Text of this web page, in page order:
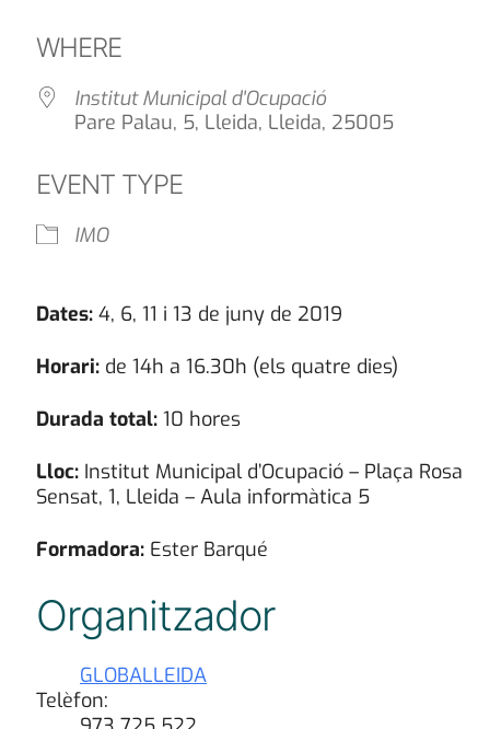
WHERE
Institut Municipal d'Ocupació
Pare Palau, 5, Lleida, Lleida, 25005
EVENT TYPE
IMO
Dates: 4, 6, 11 i 13 de juny de 2019
Horari: de 14h a 16.30h (els quatre dies)
Durada total: 10 hores
Lloc: Institut Municipal d’Ocupació – Plaça Rosa
Sensat, 1, Lleida – Aula informàtica 5
Formadora: Ester Barqué
Organitzador
GLOBALLEIDA
Telèfon: